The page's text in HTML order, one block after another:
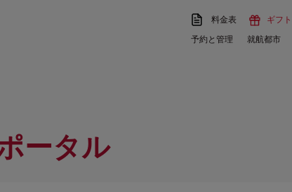
料金表 ギフ
予約と管理 就航都市
ータル